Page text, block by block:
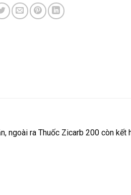
ngoài ra Thuốc Zicarb 200 còn